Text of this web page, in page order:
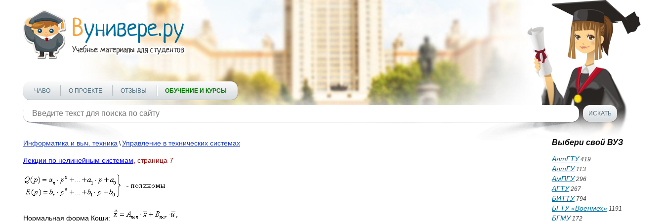
ЧАВО О ПРОЕКТЕ ОТЗЫВЫ ОБУЧЕНИЕ И КУРСЫ
Информатика и выч. техника \Управление в технических системах
Лекции по нелинейным системам , страница 7
Нормальная форма Коши:
Выбери свой ВУЗ
АлтГТУ419
АлтГУ113
АмПГУ296
АГТУ267
БИТТУ794
БГТУ «Военмех» 1191
БГМУ172